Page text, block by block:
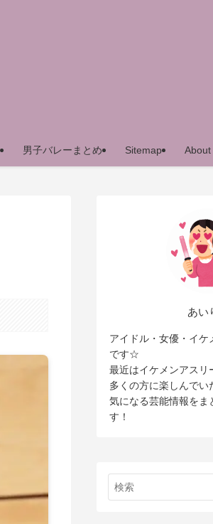
男子バレーまとめ Sitemap About
あい
アイドル・女優・イケ
です☆
最近はイケメンアスリ
多くの方に楽しんでい
気になる芸能情報をま
す！